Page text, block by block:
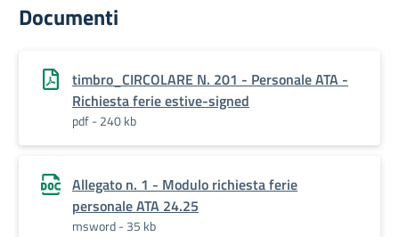
Documenti
timbro_CIRCOLARE N. 201 - Personale ATA -
Richiesta ferie estive-signed
pdf - 240 kb
Allegato n. 1 - Modulo richiesta ferie
personale ATA 24.25
msword - 35 kb